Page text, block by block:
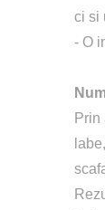
ci si
- O